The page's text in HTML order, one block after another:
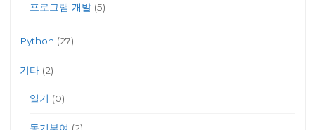
프로그램 개발(5)
Python (27)
기타 (2)
일기 (0)
동기부여 (2)